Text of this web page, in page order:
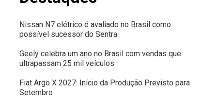
Nissan N7 elétrico é avaliado no Brasil como
possível sucessor do Sentra
Geely celebra um ano no Brasil com vendas que
ultrapassam 25 mil veículos
Fiat Argo X 2027: Início da Produção Previsto para
Setembro